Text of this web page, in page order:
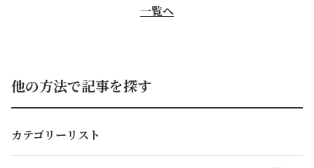
一覧へ
他の方法で記事を探す
カテゴリーリスト